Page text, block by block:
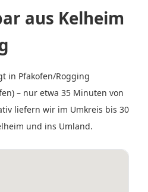
aus Kelheim
in Pfakofen/Rogging
– nur etwa 35 Minuten von
liefern wir im Umkreis bis 30
und ins Umland.